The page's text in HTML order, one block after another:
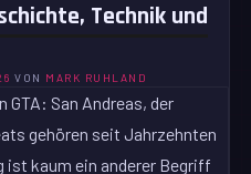
Technik und
VON MARK RUHLAND
GTA: San Andreas, der
gehören seit Jahrzehnten
ist kaum ein anderer Begriff